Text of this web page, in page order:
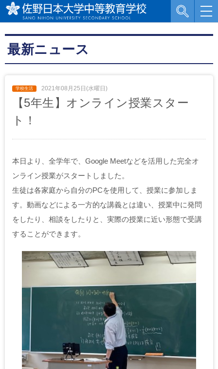
最新ニュース
2021年08月25日(水曜日)
【5年生】オンライン授業スター
ト！
本日より、全学年で、Google Meetなどを活用した完全オ
ンライン授業がスタートしました。
生徒は各家庭から自分のPCを使用して、授業に参加しま
す。動画などによる一方的な講義とは違い、授業中に発問
をしたり、相談をしたりと、実際の授業に近い形態で受講
することができます。